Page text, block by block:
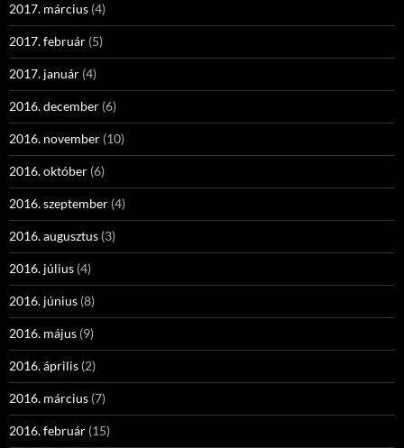
2017. március (4)
2017. február (5)
2017. január (4)
2016. december (6)
2016. november (10)
2016. október (6)
2016. szeptember (4)
2016. augusztus (3)
2016. július (4)
2016. június (8)
2016. május (9)
2016. április (2)
2016. március (7)
2016. február (15)